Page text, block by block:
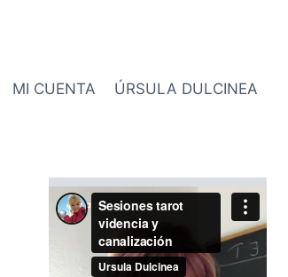
MI CUENTA ÚRSULA DULCINEA